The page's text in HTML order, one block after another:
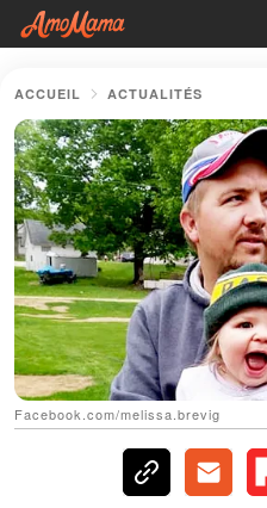
ACCUEIL ACTUALITÉS
Facebook.com/melissa.brevig